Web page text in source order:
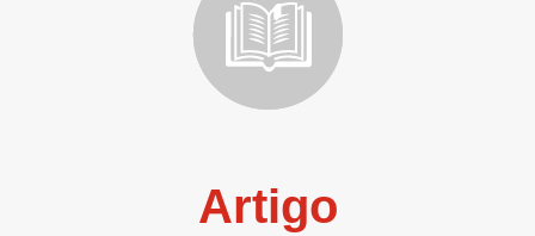
Artigo